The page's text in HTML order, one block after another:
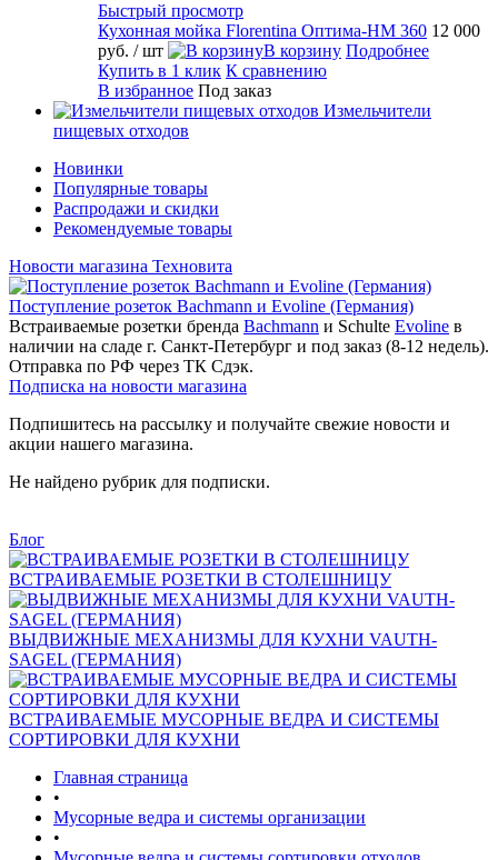
Быстрый просмотр
Кухонная мойка Florentina Оптима-HM 360 12 000
руб. / шт В корзину Подробнее
Купить в 1 клик К сравнению
В избранное Под заказ
Измельчители
пищевых отходов
Новинки
Популярные товары
Распродажи и скидки
Рекомендуемые товары
Новости магазина Техновита
Поступление розеток Bachmann и Evoline (Германия)
Встраиваемые розетки бренда Bachmann и Schulte Evoline в
наличии на сладе г. Санкт-Петербург и под заказ (8-12 недель).
Отправка по РФ через ТК Сдэк.
Подписка на новости магазина
Подпишитесь на рассылку и получайте свежие новости и
акции нашего магазина.
Не найдено рубрик для подписки.
Блог
ВСТРАИВАЕМЫЕ РОЗЕТКИ В СТОЛЕШНИЦУ
ВЫДВИЖНЫЕ МЕХАНИЗМЫ ДЛЯ КУХНИ VAUTH-
SAGEL (ГЕРМАНИЯ)
ВСТРАИВАЕМЫЕ МУСОРНЫЕ ВЕДРА И СИСТЕМЫ
СОРТИРОВКИ ДЛЯ КУХНИ
Главная страница
•
Мусорные ведра и системы организации
•